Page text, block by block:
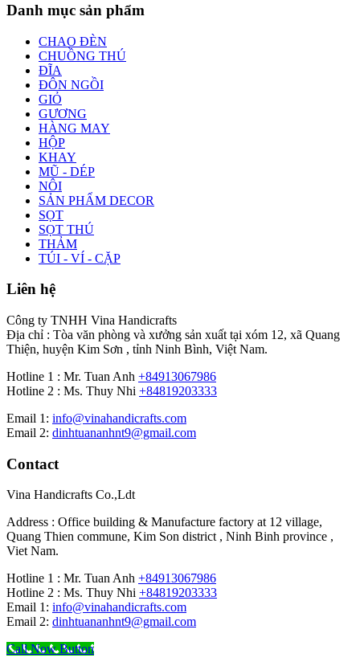
Danh mục sản phẩm
CHAO ĐÈN
CHUỒNG THÚ
ĐĨA
ĐÔN NGỒI
GIỎ
GƯƠNG
HÀNG MAY
HỘP
KHAY
MŨ - DÉP
NÔI
SẢN PHẨM DECOR
SỌT
SỌT THÚ
THẢM
TÚI - VÍ - CẶP
Liên hệ
Công ty TNHH Vina Handicrafts
Địa chỉ : Tòa văn phòng và xưởng sản xuất tại xóm 12, xã Quang
Thiện, huyện Kim Sơn , tỉnh Ninh Bình, Việt Nam.
Hotline 1 : Mr. Tuan Anh +84913067986
Hotline 2 : Ms. Thuy Nhi +84819203333
Email 1: info@vinahandicrafts.com
Email 2: dinhtuananhnt9@gmail.com
Contact
Vina Handicrafts Co.,Ldt
Address : Office building & Manufacture factory at 12 village,
Quang Thien commune, Kim Son district , Ninh Binh province ,
Viet Nam.
Hotline 1 : Mr. Tuan Anh +84913067986
Hotline 2 : Ms. Thuy Nhi +84819203333
Email 1: info@vinahandicrafts.com
Email 2: dinhtuananhnt9@gmail.com
Call Now Button